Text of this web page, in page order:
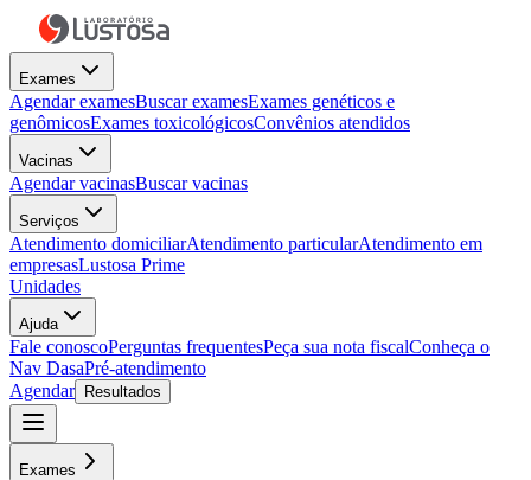
Exames
Agendar examesBuscar examesExames genéticos e
genômicosExames toxicológicosConvênios atendidos
Vacinas
Agendar vacinasBuscar vacinas
Serviços
Atendimento domiciliarAtendimento particularAtendimento em
empresasLustosa Prime
Unidades
Ajuda
Fale conoscoPerguntas frequentesPeça sua nota fiscalConheça o
Nav DasaPré-atendimento
Agendar
Resultados
Exames